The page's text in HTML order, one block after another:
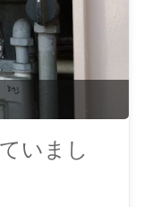
いまし